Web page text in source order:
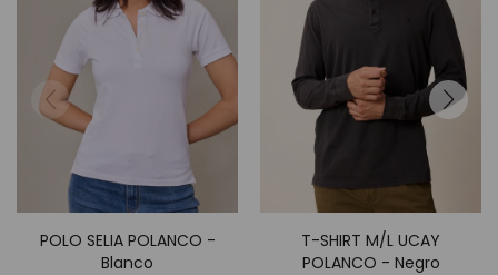
POLO SELIA POLANCO -
Blanco
T-SHIRT M/L UCAY
POLANCO - Negro